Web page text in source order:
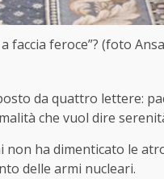
faccia feroce”? (foto
da quattro lettere:
che vuol dire
non ha dimenticato le
delle armi nucleari.